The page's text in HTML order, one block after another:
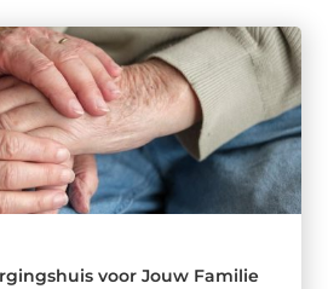
voor Jouw Familie